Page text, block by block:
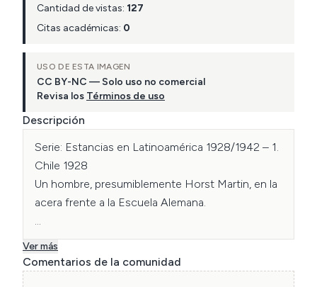
Cantidad de vistas: 127
Citas académicas: 0
USO DE ESTA IMAGEN
CC BY-NC — Solo uso no comercial
Revisa los Términos de uso
Descripción
Serie: Estancias en Latinoamérica 1928/1942 – 1.
Chile 1928
Un hombre, presumiblemente Horst Martin, en la
acera frente a la Escuela Alemana.
Colecciones Estatales de Arte de Dresde,
Museo de Etnología de Dresde
Ver más
Comentarios de la comunidad